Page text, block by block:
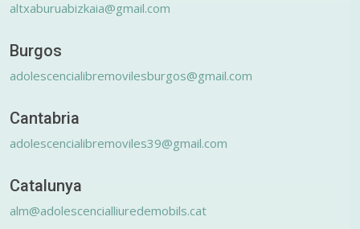
altxaburuabizkaia@gmail.com
Burgos
adolescencialibremovilesburgos@gmail.com
Cantabria
adolescencialibremoviles39@gmail.com
Catalunya
alm@adolescencialliuredemobils.cat